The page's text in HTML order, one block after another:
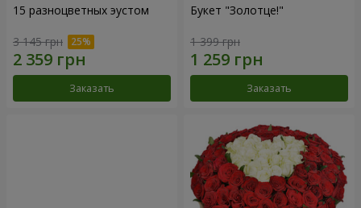
15 разноцветных эустом
3 145 грн
Заказать
Букет "Золотце!"
1 399 грн
Заказать